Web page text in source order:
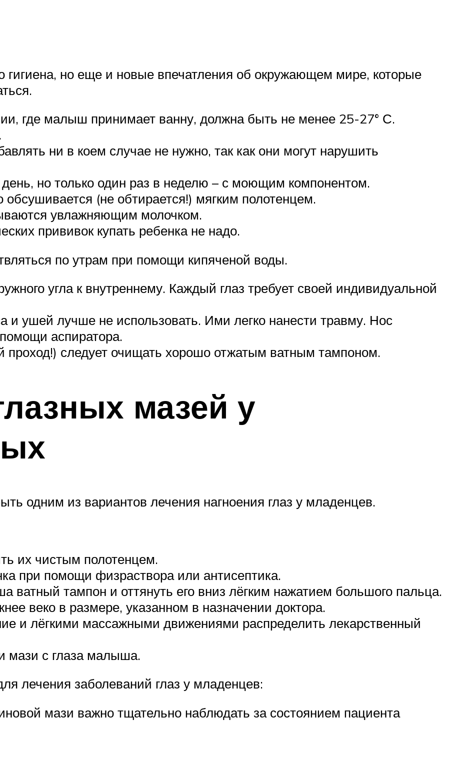
гигиена, но еще и новые впечатления об окружающем мире, которые
где малыш принимает ванну, должна быть не менее 25-27° С.
ни в коем случае не нужно, так как они могут нарушить
но только один раз в неделю – с моющим компонентом.
(не обтирается!) мягким полотенцем.
увлажняющим молочком.
прививок купать ребенка не надо.
по утрам при помощи кипяченой воды.
угла к внутреннему. Каждый глаз требует своей индивидуальной
и ушей лучше не использовать. Ими легко нанести травму. Нос
аспиратора.
проход!) следует очищать хорошо отжатым ватным тампоном.
мазей у
одним из вариантов лечения нагноения глаз у младенцев.
их чистым полотенцем.
при помощи физраствора или антисептика.
тампон и оттянуть его вниз лёгким нажатием большого пальца.
веко в размере, указанном в назначении доктора.
и лёгкими массажными движениями распределить лекарственный
мази с глаза малыша.
лечения заболеваний глаз у младенцев:
мази важно тщательно наблюдать за состоянием пациента